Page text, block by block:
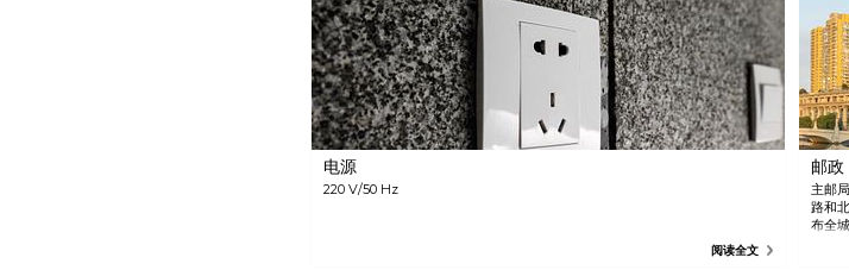
电源
220 V/50 Hz
阅读全文
邮政
主邮
路和
布全
1376
员能